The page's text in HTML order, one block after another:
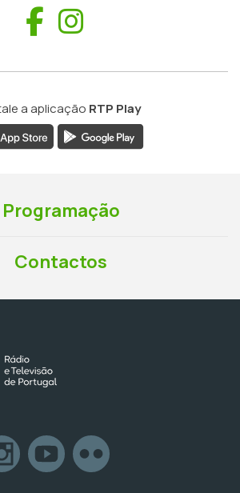
Facebook
a aplicação RTP Play
Programação
Contactos